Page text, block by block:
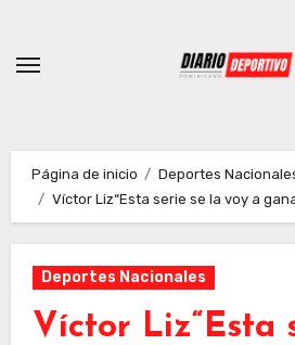
contenido
Página de inicio
Deportes
Víctor Liz“Esta serie se la voy a
Deportes Nacionales
Víctor Liz“Esta